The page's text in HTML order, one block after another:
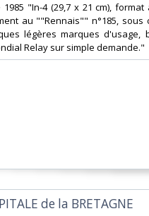
1985 "In-4 (29,7 x 21 cm),
au ""Rennais"" n°185,
légères marques d'usage,
Relay sur simple demande."‎
de la BRETAGNE‎